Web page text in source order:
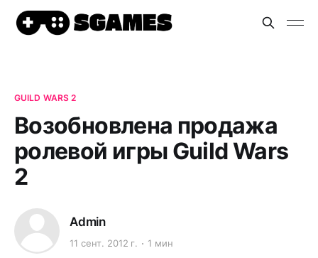
GUILD WARS 2
Возобновлена продажа
ролевой игры Guild Wars
2
Admin
11 сент. 2012 г. 1 мин